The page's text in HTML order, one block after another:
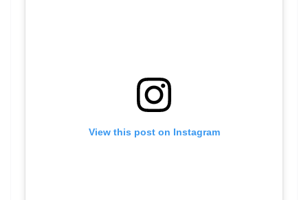
View this post on Instagram